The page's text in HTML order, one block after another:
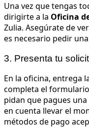
Una vez que tengas
dirigirte a la Oficina
Zulia. Asegúrate de
es necesario pedir
3. Presenta tu
En la oficina, entrega
completa el
pidan que pagues una
en cuenta llevar el
métodos de pago